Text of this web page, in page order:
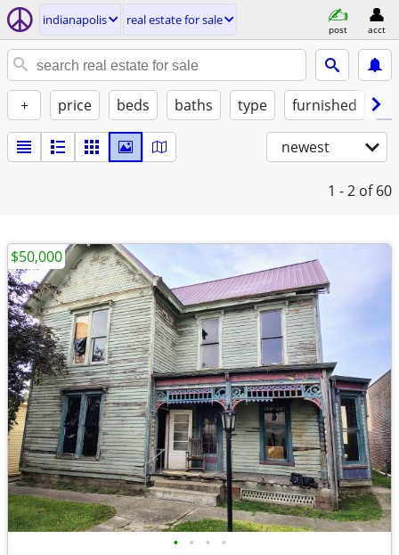
indianapolis real estate for sale
post acct
+ price beds baths type furnished
newest
1 - 2 of 60
• • • •
$50,000